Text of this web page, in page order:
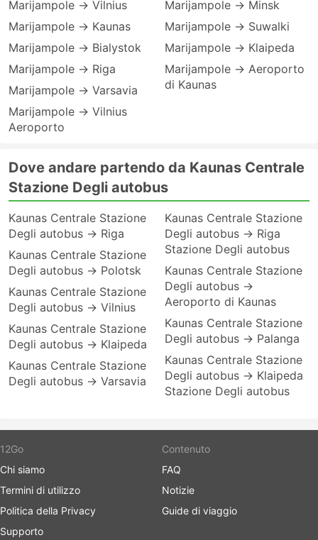
Marijampole → Vilnius
Marijampole → Kaunas
Marijampole → Bialystok
Marijampole → Riga
Marijampole → Varsavia
Marijampole → Vilnius
Aeroporto
Marijampole → Minsk
Marijampole → Suwalki
Marijampole → Klaipeda
Marijampole → Aeroporto
di Kaunas
Dove andare partendo da Kaunas Centrale
Stazione Degli autobus
Kaunas Centrale Stazione
Degli autobus → Riga
Kaunas Centrale Stazione
Degli autobus → Polotsk
Kaunas Centrale Stazione
Degli autobus → Vilnius
Kaunas Centrale Stazione
Degli autobus → Klaipeda
Kaunas Centrale Stazione
Degli autobus → Varsavia
Kaunas Centrale Stazione
Degli autobus → Riga
Stazione Degli autobus
Kaunas Centrale Stazione
Degli autobus →
Aeroporto di Kaunas
Kaunas Centrale Stazione
Degli autobus → Palanga
Kaunas Centrale Stazione
Degli autobus → Klaipeda
Stazione Degli autobus
12Go
Chi siamo
Termini di utilizzo
Politica della Privacy
Supporto
Contenuto
FAQ
Notizie
Guide di viaggio